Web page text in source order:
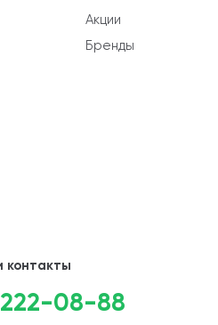
Акции
Бренды
контакты
08-88